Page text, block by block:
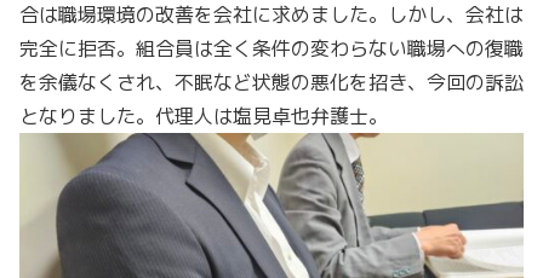
合は職場環境の改善を会社に求めました。しかし、会社は
完全に拒否。組合員は全く条件の変わらない職場への復職
を余儀なくされ、不眠など状態の悪化を招き、今回の訴訟
となりました。代理人は塩見卓也弁護士。